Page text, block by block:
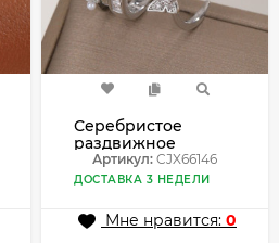
Серебристое
раздвижное
кольцо с бабочкой
и жемчугом
Артикул: CJX66146
ДОСТАВКА 3 НЕДЕЛИ
Мне нравится: 0